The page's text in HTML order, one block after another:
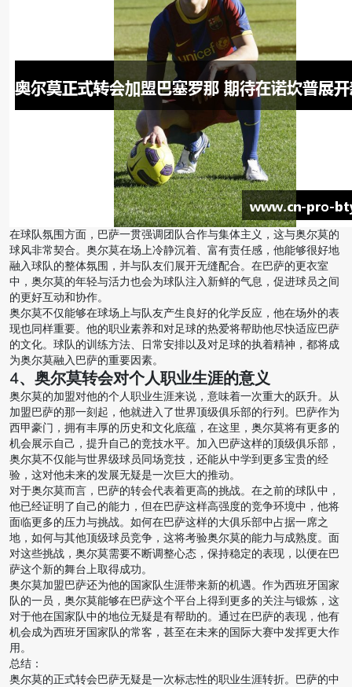
在球队氛围方面，巴萨一贯强调团队合作与集体主义，这与奥尔莫的
球风非常契合。奥尔莫在场上冷静沉着、富有责任感，他能够很好地
融入球队的整体氛围，并与队友们展开无缝配合。在巴萨的更衣室
中，奥尔莫的年轻与活力也会为球队注入新鲜的气息，促进球员之间
的更好互动和协作。
奥尔莫不仅能够在球场上与队友产生良好的化学反应，他在场外的表
现也同样重要。他的职业素养和对足球的热爱将帮助他尽快适应巴萨
的文化。球队的训练方法、日常安排以及对足球的执着精神，都将成
为奥尔莫融入巴萨的重要因素。
4、奥尔莫转会对个人职业生涯的意义
奥尔莫的加盟对他的个人职业生涯来说，意味着一次重大的跃升。从
加盟巴萨的那一刻起，他就进入了世界顶级俱乐部的行列。巴萨作为
西甲豪门，拥有丰厚的历史和文化底蕴，在这里，奥尔莫将有更多的
机会展示自己，提升自己的竞技水平。加入巴萨这样的顶级俱乐部，
奥尔莫不仅能与世界级球员同场竞技，还能从中学到更多宝贵的经
验，这对他未来的发展无疑是一次巨大的推动。
对于奥尔莫而言，巴萨的转会代表着更高的挑战。在之前的球队中，
他已经证明了自己的能力，但在巴萨这样高强度的竞争环境中，他将
面临更多的压力与挑战。如何在巴萨这样的大俱乐部中占据一席之
地，如何与其他顶级球员竞争，这将考验奥尔莫的能力与成熟度。面
对这些挑战，奥尔莫需要不断调整心态，保持稳定的表现，以便在巴
萨这个新的舞台上取得成功。
奥尔莫加盟巴萨还为他的国家队生涯带来新的机遇。作为西班牙国家
队的一员，奥尔莫能够在巴萨这个平台上得到更多的关注与锻炼，这
对于他在国家队中的地位无疑是有帮助的。通过在巴萨的表现，他有
机会成为西班牙国家队的常客，甚至在未来的国际大赛中发挥更大作
用。
总结：
奥尔莫的正式转会巴萨无疑是一次标志性的职业生涯转折。巴萨的中